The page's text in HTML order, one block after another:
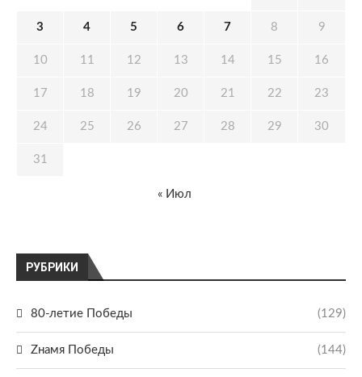
РУБРИКИ
80-летие Победы (129)
Zнамя Победы (144)
3 4 5 6 7 8 9
10 11 12 13 14 15 16
17 18 19 20 21 22 23
24 25 26 27 28 29 30
31
« Июл